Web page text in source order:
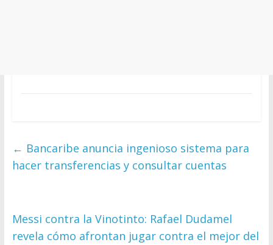
← Bancaribe anuncia ingenioso sistema para
hacer transferencias y consultar cuentas
Messi contra la Vinotinto: Rafael Dudamel
revela cómo afrontan jugar contra el mejor del